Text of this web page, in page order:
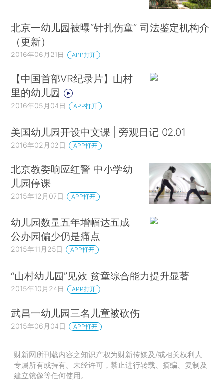
北京一幼儿园被曝“针扎伤童” 司法鉴定机构介
（更新）
2016年06月21日 APP打开
【中国首部VR纪录片】山村
里的幼儿园
2016年05月04日 APP打开
美国幼儿园开设中文课 | 旁观日记 02.01
2016年02月02日 APP打开
北京教委响应红警 中小学幼
儿园停课
2015年12月07日 APP打开
幼儿园数量五年增幅达五成
公办园偏少仍是痛点
2015年11月25日 APP打开
“山村幼儿园”见效 贫童综合能力提升显著
2015年10月24日 APP打开
武昌一幼儿园三名儿童被砍伤
2015年06月04日 APP打开
财新网所刊载内容之知识产权为财新传媒及/或相关权利人
专属所有或持有。未经许可，禁止进行转载、摘编、复制及
建立镜像等任何使用。